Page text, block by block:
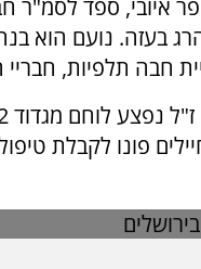
איובי, ספד
בעזה. נועם הוא
חבה תלפיות, חבריי
פונו לקבלת